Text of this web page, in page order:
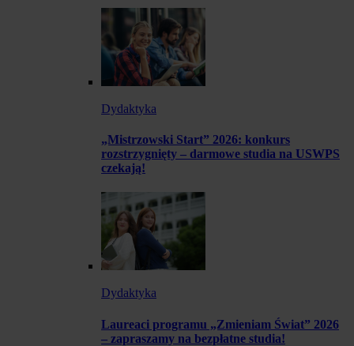
Dydaktyka
„Mistrzowski Start” 2026: konkurs
rozstrzygnięty – darmowe studia na USWPS
czekają!
Dydaktyka
Laureaci programu „Zmieniam Świat” 2026
– zapraszamy na bezpłatne studia!